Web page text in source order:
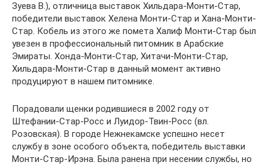
Зуева В.), отличница выставок Хильдара-Монти-Стар,
победители выставок Хелена Монти-Стар и Хана-Монти-
Стар. Кобель из этого же помета Халиф Монти-Стар был
увезен в профессиональный питомник в Арабские
Эмираты. Хонда-Монти-Стар, Хитачи-Монти-Стар,
Хильдара-Монти-Стар в данный момент активно
продуцируют в нашем питомнике.
Порадовали щенки родившиеся в 2002 году от
Штефании-Стар-Росс и Луидор-Твин-Росс (вл.
Розовская). В городе Нежнекамске успешно несет
службу в зоне особого объекта, победитель выставки
Монти-Стар-Ирэна. Была ранена при несении службы, но